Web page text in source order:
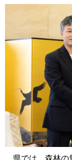
県では、森林の